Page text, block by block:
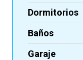
Dormitorios
Baños
Garaje